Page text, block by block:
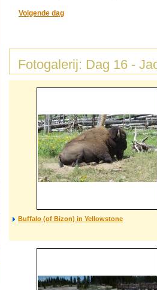
Volgende dag
Fotogalerij: Dag 16 -
Buffalo (of Bizon) in Yellowstone